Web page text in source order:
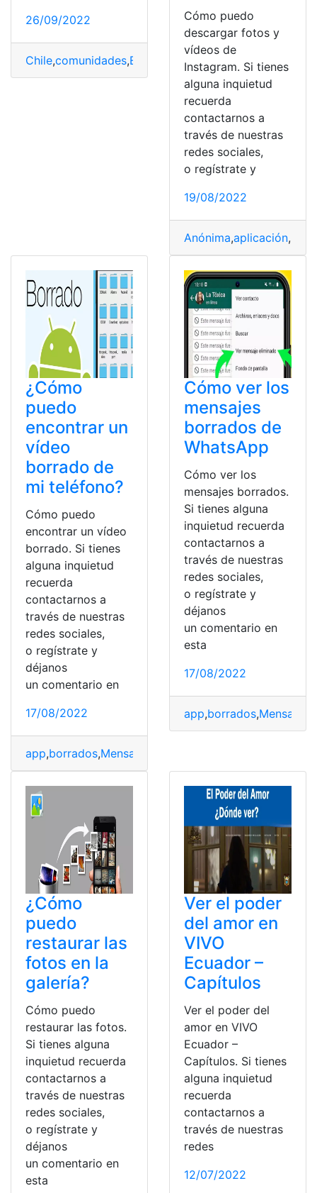
26/09/2022
Chile,comunidades,Esval servicio
Cómo puedo
descargar fotos y
vídeos de
Instagram. Si tienes
alguna inquietud
recuerda
contactarnos a
través de nuestras
redes sociales,
o regístrate y
19/08/2022
Anónima,aplicación,
¿Cómo
puedo
encontrar un
vídeo
borrado de
mi teléfono?
Cómo puedo
encontrar un vídeo
borrado. Si tienes
alguna inquietud
recuerda
contactarnos a
través de nuestras
redes sociales,
o regístrate y
déjanos
un comentario en
17/08/2022
app,borrados,Mensajes
Cómo ver los
mensajes
borrados de
WhatsApp
Cómo ver los
mensajes borrados.
Si tienes alguna
inquietud recuerda
contactarnos a
través de nuestras
redes sociales,
o regístrate y
déjanos
un comentario en
esta
17/08/2022
app,borrados,Mensajes
¿Cómo
puedo
restaurar las
fotos en la
galería?
Cómo puedo
restaurar las fotos.
Si tienes alguna
inquietud recuerda
contactarnos a
través de nuestras
redes sociales,
o regístrate y
déjanos
un comentario en
esta
Ver el poder
del amor en
VIVO
Ecuador –
Capítulos
Ver el poder del
amor en VIVO
Ecuador –
Capítulos. Si tienes
alguna inquietud
recuerda
contactarnos a
través de nuestras
redes
12/07/2022